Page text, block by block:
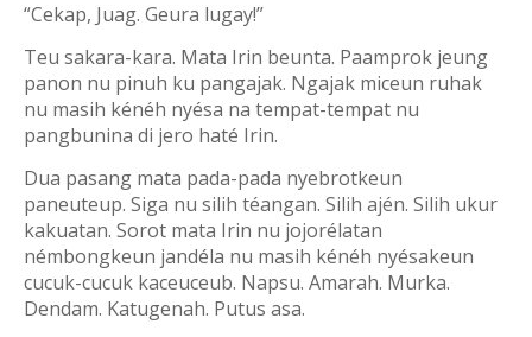
“Cekap, Juag. Geura lugay!”
Teu sakara-kara. Mata Irin beunta. Paamprok jeung
panon nu pinuh ku pangajak. Ngajak miceun ruhak
nu masih kénéh nyésa na tempat-tempat nu
pangbunina di jero haté Irin.
Dua pasang mata pada-pada nyebrotkeun
paneuteup. Siga nu silih téangan. Silih ajén. Silih ukur
kakuatan. Sorot mata Irin nu jojorélatan
némbongkeun jandéla nu masih kénéh nyésakeun
cucuk-cucuk kaceuceub. Napsu. Amarah. Murka.
Dendam. Katugenah. Putus asa.